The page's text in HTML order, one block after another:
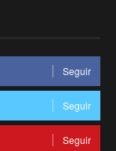
Seguir
Seguir
Seguir